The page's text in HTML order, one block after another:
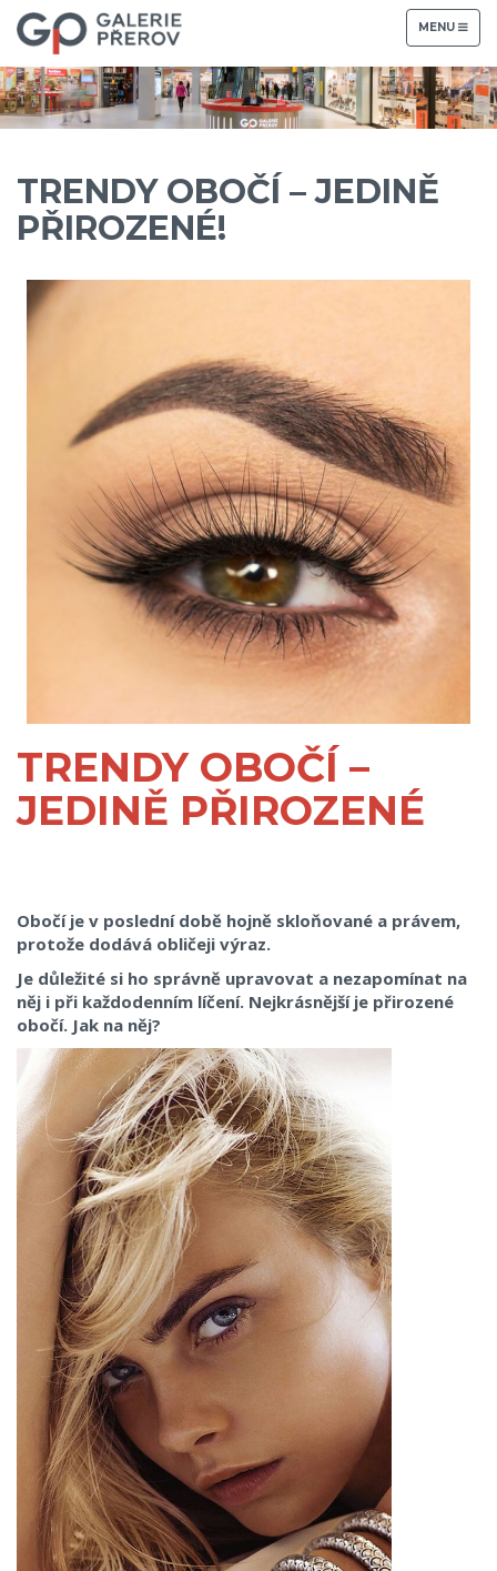
TOGGLE
NAVIGATION
MENU
TRENDY OBOČÍ – JEDINĚ
PŘIROZENÉ!
TRENDY OBOČÍ –
JEDINĚ PŘIROZENÉ
Obočí je v poslední době hojně skloňované a právem,
protože dodává obličeji výraz.
Je důležité si ho správně upravovat a nezapomínat na
něj i při každodenním líčení. Nejkrásnější je přirozené
obočí. Jak na něj?